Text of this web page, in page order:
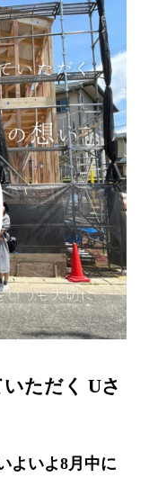
ただく Uさ
よいよ8月中に